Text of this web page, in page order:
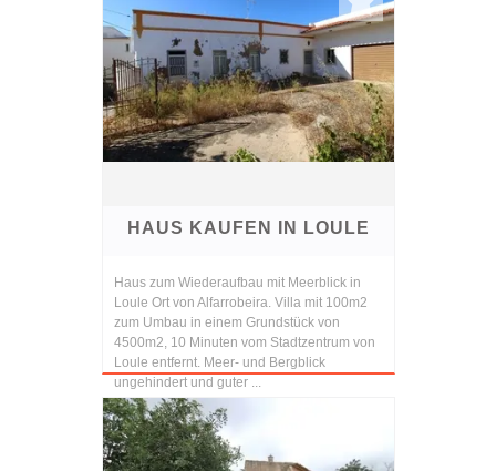
HAUS KAUFEN IN LOULE
Haus zum Wiederaufbau mit Meerblick in
Loule Ort von Alfarrobeira. Villa mit 100m2
zum Umbau in einem Grundstück von
4500m2, 10 Minuten vom Stadtzentrum von
Loule entfernt. Meer- und Bergblick
ungehindert und guter ...